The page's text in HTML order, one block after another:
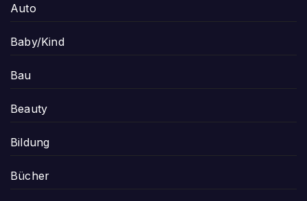
Auto
Baby/Kind
Bau
Beauty
Bildung
Bücher